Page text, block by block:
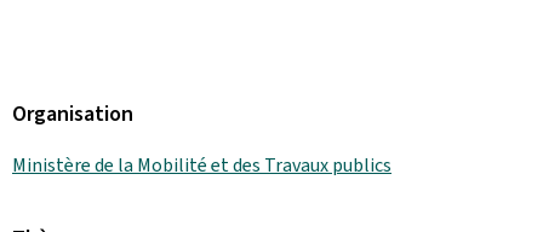
Organisation
Ministère de la Mobilité et des Travaux publics